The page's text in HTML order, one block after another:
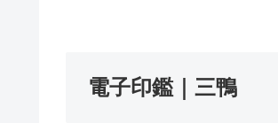
電子印鑑｜三鴨